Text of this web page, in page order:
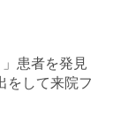
患者を発見
をして来院フ